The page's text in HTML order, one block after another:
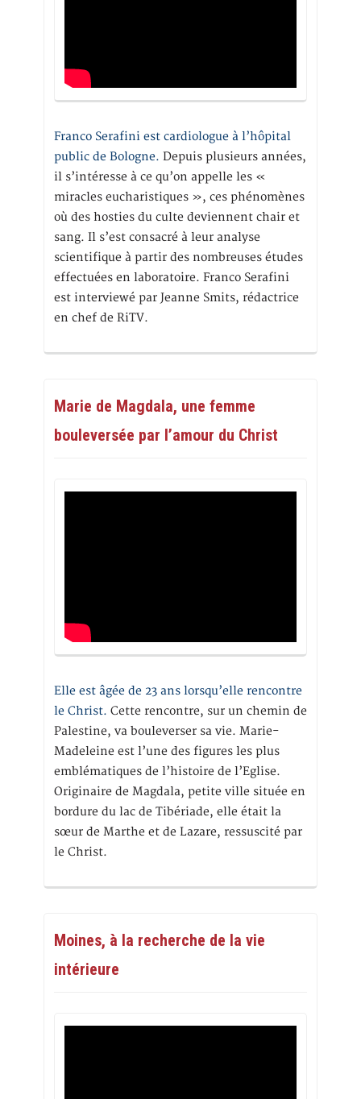
Franco Serafini est cardiologue à l’hôpital
public de Bologne. Depuis plusieurs années,
il s’intéresse à ce qu’on appelle les «
miracles eucharistiques », ces phénomènes
où des hosties du culte deviennent chair et
sang. Il s’est consacré à leur analyse
scientifique à partir des nombreuses études
effectuées en laboratoire. Franco Serafini
est interviewé par Jeanne Smits, rédactrice
en chef de RiTV.
Marie de Magdala, une femme
bouleversée par l’amour du Christ
Elle est âgée de 23 ans lorsqu’elle rencontre
le Christ. Cette rencontre, sur un chemin de
Palestine, va bouleverser sa vie. Marie-
Madeleine est l’une des figures les plus
emblématiques de l’histoire de l’Eglise.
Originaire de Magdala, petite ville située en
bordure du lac de Tibériade, elle était la
sœur de Marthe et de Lazare, ressuscité par
le Christ.
Moines, à la recherche de la vie
intérieure